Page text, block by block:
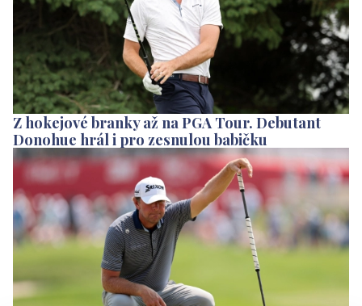
Z hokejové branky až na PGA Tour. Debutant
Donohue hrál i pro zesnulou babičku